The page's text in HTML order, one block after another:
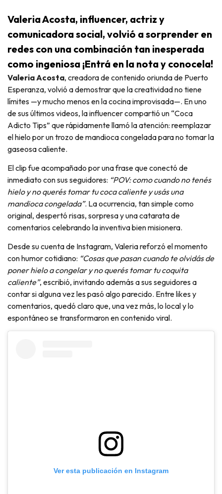
Valeria Acosta, influencer, actriz y
comunicadora social, volvió a sorprender en
redes con una combinación tan inesperada
como ingeniosa ¡Entrá en la nota y conocela!
Valeria Acosta, creadora de contenido oriunda de Puerto
Esperanza, volvió a demostrar que la creatividad no tiene
límites —y mucho menos en la cocina improvisada—. En uno
de sus últimos videos, la influencer compartió un “Coca
Adicto Tips” que rápidamente llamó la atención: reemplazar
el hielo por un trozo de mandioca congelada para no tomar la
gaseosa caliente.
El clip fue acompañado por una frase que conectó de
inmediato con sus seguidores: “POV: como cuando no tenés
hielo y no querés tomar tu coca caliente y usás una
mandioca congelada”. La ocurrencia, tan simple como
original, despertó risas, sorpresa y una catarata de
comentarios celebrando la inventiva bien misionera.
Desde su cuenta de Instagram, Valeria reforzó el momento
con humor cotidiano: “Cosas que pasan cuando te olvidás de
poner hielo a congelar y no querés tomar tu coquita
caliente”, escribió, invitando además a sus seguidores a
contar si alguna vez les pasó algo parecido. Entre likes y
comentarios, quedó claro que, una vez más, lo local y lo
espontáneo se transformaron en contenido viral.
Ver esta publicación en Instagram